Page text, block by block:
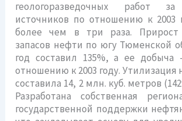
геологоразведочных работ
источников по отношению к 2003
более чем в три раза. Прирост
запасов нефти по югу Тюменской
год составил 135%, а ее
отношению к 2003 году. Утилизация
составила 14, 2 млн. куб. метров
Разработана собственная
государственной поддержки